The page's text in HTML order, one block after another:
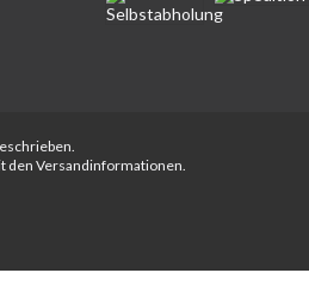
den Versandinformationen.